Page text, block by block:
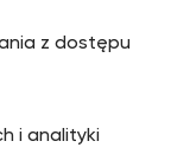
z dostępu
i analityki